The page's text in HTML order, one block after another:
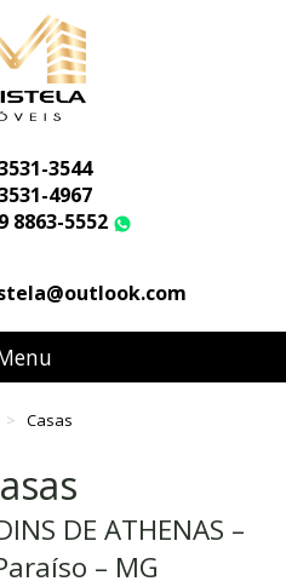
3544
4967
8863-5552
Casas
DE ATHENAS –
– MG